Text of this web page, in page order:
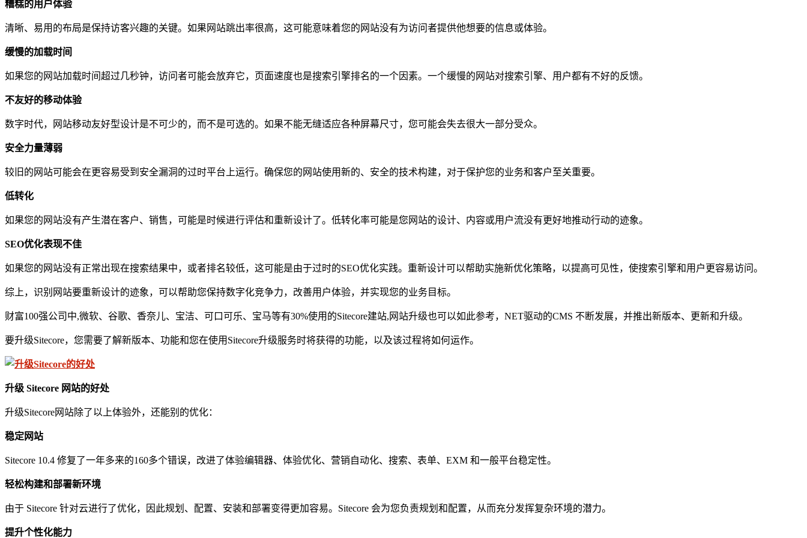
糟糕的用户体验
清晰、易用的布局是保持访客兴趣的关键。如果网站跳出率很高，这可能意味着您的网站没有为访问者提供他想要的信息或体验。
缓慢的加载时间
如果您的网站加载时间超过几秒钟，访问者可能会放弃它，页面速度也是搜索引擎排名的一个因素。一个缓慢的网站对搜索引擎、用户都有不好的反馈。
不友好的移动体验
数字时代，网站移动友好型设计是不可少的，而不是可选的。如果不能无缝适应各种屏幕尺寸，您可能会失去很大一部分受众。
安全力量薄弱
较旧的网站可能会在更容易受到安全漏洞的过时平台上运行。确保您的网站使用新的、安全的技术构建，对于保护您的业务和客户至关重要。
低转化
如果您的网站没有产生潜在客户、销售，可能是时候进行评估和重新设计了。低转化率可能是您网站的设计、内容或用户流没有更好地推动行动的迹象。
SEO优化表现不佳
如果您的网站没有正常出现在搜索结果中，或者排名较低，这可能是由于过时的SEO优化实践。重新设计可以帮助实施新优化策略，以提高可见性，使搜索引擎和用户更容易访问。
综上，识别网站要重新设计的迹象，可以帮助您保持数字化竞争力，改善用户体验，并实现您的业务目标。
财富100强公司中,微软、谷歌、香奈儿、宝洁、可口可乐、宝马等有30%使用的Sitecore建站,网站升级也可以如此参考，NET驱动的CMS 不断发展，并推出新版本、更新和升级。
要升级Sitecore，您需要了解新版本、功能和您在使用Sitecore升级服务时将获得的功能，以及该过程将如何运作。
升级 Sitecore 网站的好处
升级Sitecore网站除了以上体验外，还能别的优化：
稳定网站
Sitecore 10.4 修复了一年多来的160多个错误，改进了体验编辑器、体验优化、营销自动化、搜索、表单、EXM 和一般平台稳定性。
轻松构建和部署新环境
由于 Sitecore 针对云进行了优化，因此规划、配置、安装和部署变得更加容易。Sitecore 会为您负责规划和配置，从而充分发挥复杂环境的潜力。
提升个性化能力